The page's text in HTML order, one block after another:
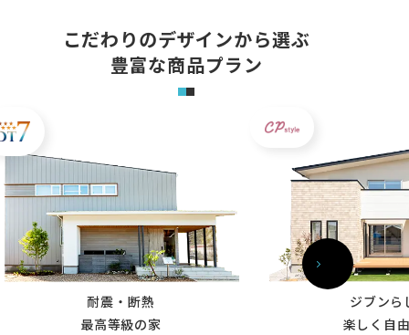
こだわりのデザインから選ぶ
豊富な商品プラン
耐震・断熱
最高等級の家
ジブンら
楽しく自